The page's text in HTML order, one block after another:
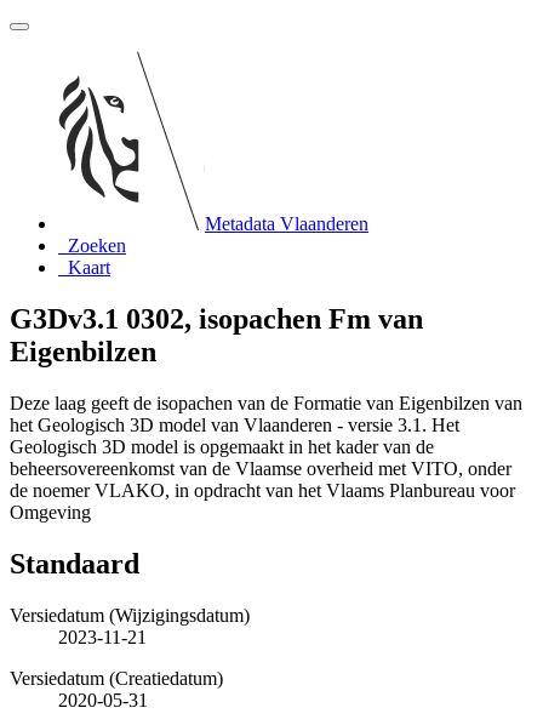
Metadata Vlaanderen
Zoeken
Kaart
G3Dv3.1 0302, isopachen Fm van
Eigenbilzen
Deze laag geeft de isopachen van de Formatie van Eigenbilzen van
het Geologisch 3D model van Vlaanderen - versie 3.1. Het
Geologisch 3D model is opgemaakt in het kader van de
beheersovereenkomst van de Vlaamse overheid met VITO, onder
de noemer VLAKO, in opdracht van het Vlaams Planbureau voor
Omgeving
Standaard
Versiedatum (Wijzigingsdatum)
2023-11-21
Versiedatum (Creatiedatum)
2020-05-31